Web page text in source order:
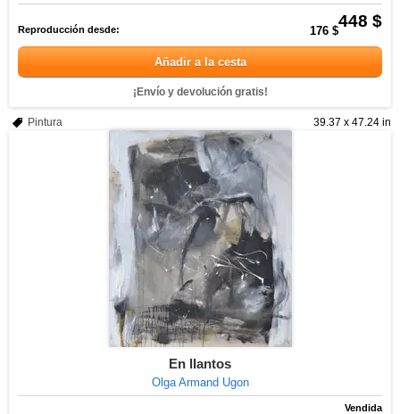
448 $
Reproducción desde: 176 $
Añadir a la cesta
¡Envío y devolución gratis!
39.37 x 47.24 in
Pintura
En llantos
Olga Armand Ugon
Vendida